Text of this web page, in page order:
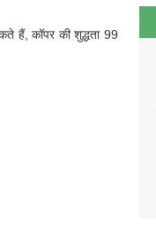
हैं, कॉपर की शुद्धता 99